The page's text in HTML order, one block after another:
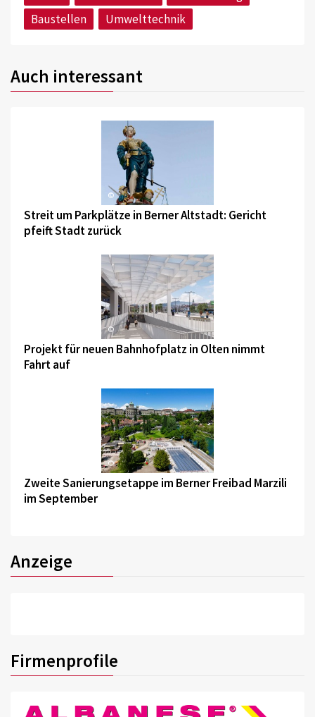
Baustellen
Umwelttechnik
Auch interessant
©
Streit um Parkplätze in Berner Altstadt: Gericht
pfeift Stadt zurück
©
Projekt für neuen Bahnhofplatz in Olten nimmt
Fahrt auf
©
Zweite Sanierungsetappe im Berner Freibad Marzili
im September
Anzeige
Firmenprofile